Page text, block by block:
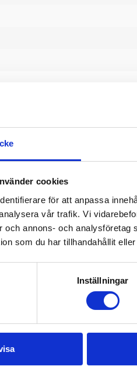
cookies
för att anpassa
vår trafik. Vi
och annons- och
som du har tillhandahållit
Inställningar
Se produkt